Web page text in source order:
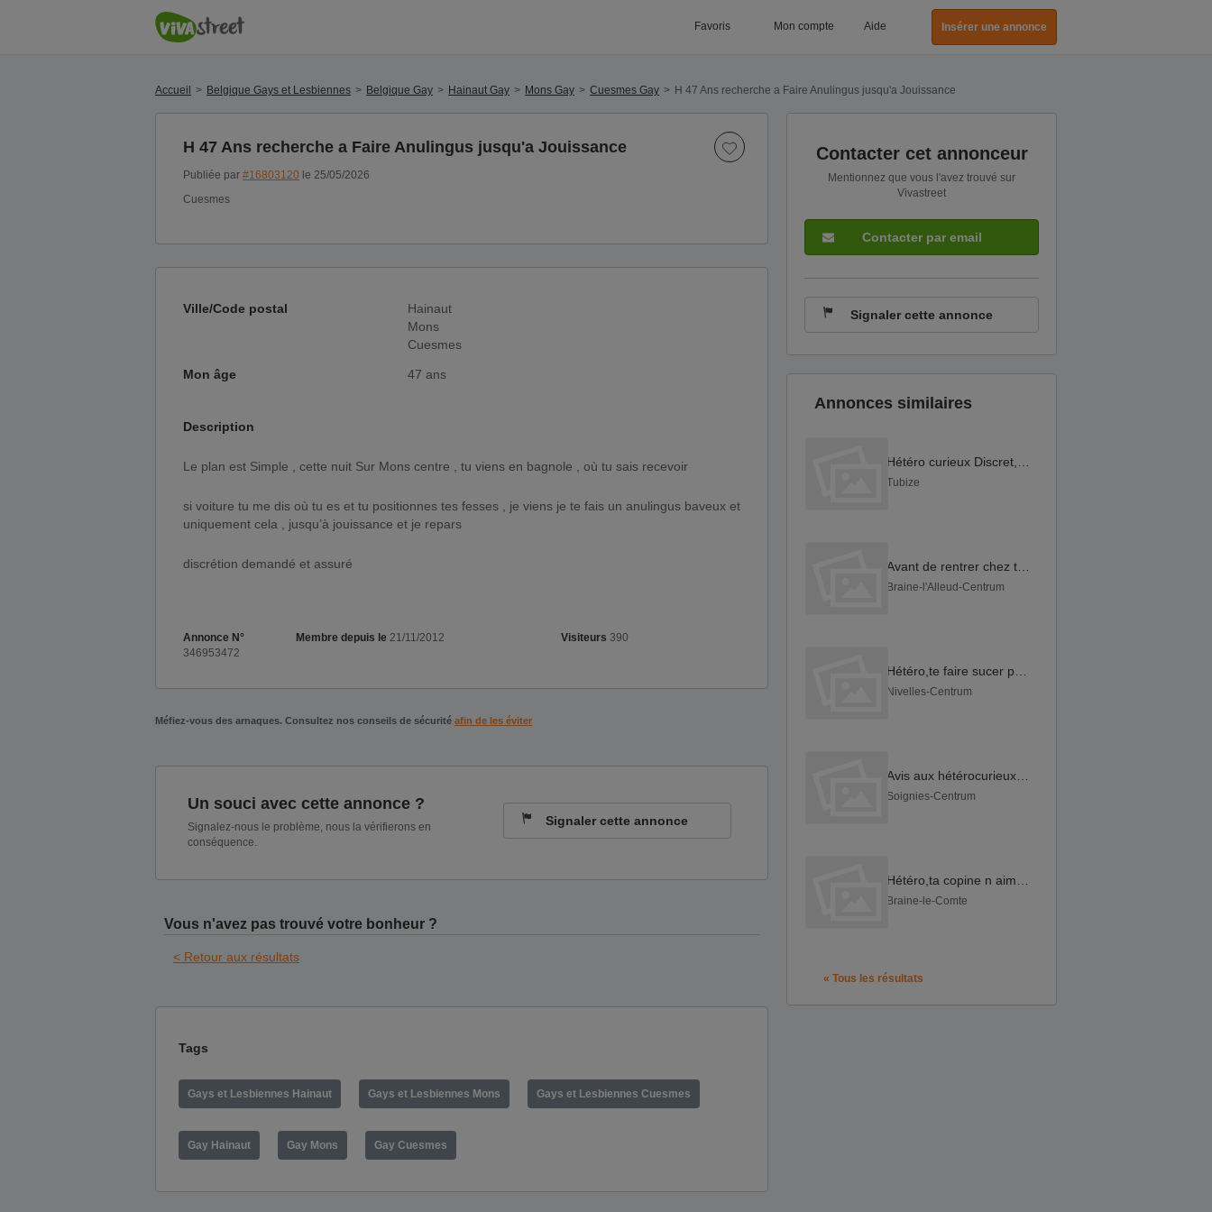
Favoris Mon compte Aide Insérer une annonce
Accueil Belgique Gays et Lesbiennes Belgique Gay Hainaut Gay Mons Gay Cuesmes Gay H 47 Ans recherche a Faire Anulingus jusqu'a Jouissance
H 47 Ans recherche a Faire Anulingus jusqu'a Jouissance
Publiée par #16803120 le 25/05/2026
Cuesmes
Ville/Code postal
Hainaut
Mons
Cuesmes
Mon âge 47 ans
Description
Le plan est Simple , cette nuit Sur Mons centre , tu viens en bagnole , où tu sais recevoir
si voiture tu me dis où tu es et tu positionnes tes fesses , je viens je te fais un anulingus baveux et
uniquement cela , jusqu’à jouissance et je repars
discrétion demandé et assuré
Annonce N°
346953472
Membre depuis le 21/11/2012 Visiteurs 390
Méfiez-vous des arnaques. Consultez nos conseils de sécurité afin de les éviter
Un souci avec cette annonce ?
Signalez-nous le problème, nous la vérifierons en
conséquence.
Signaler cette annonce
Vous n'avez pas trouvé votre bonheur ?
< Retour aux résultats
Contacter cet annonceur
Mentionnez que vous l'avez trouvé sur
Vivastreet
Contacter par email
Signaler cette annonce
Annonces similaires
Tubize
Braine-l'Alleud-Centrum
Nivelles-Centrum
Soignies-Centrum
Braine-le-Comte
« Tous les résultats
Tags
Gays et Lesbiennes Hainaut Gays et Lesbiennes Mons Gays et Lesbiennes Cuesmes
Gay Hainaut Gay Mons Gay Cuesmes